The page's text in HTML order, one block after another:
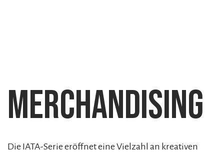
Merchandising
Die IATA-Serie eröffnet eine Vielzahl an kreativen